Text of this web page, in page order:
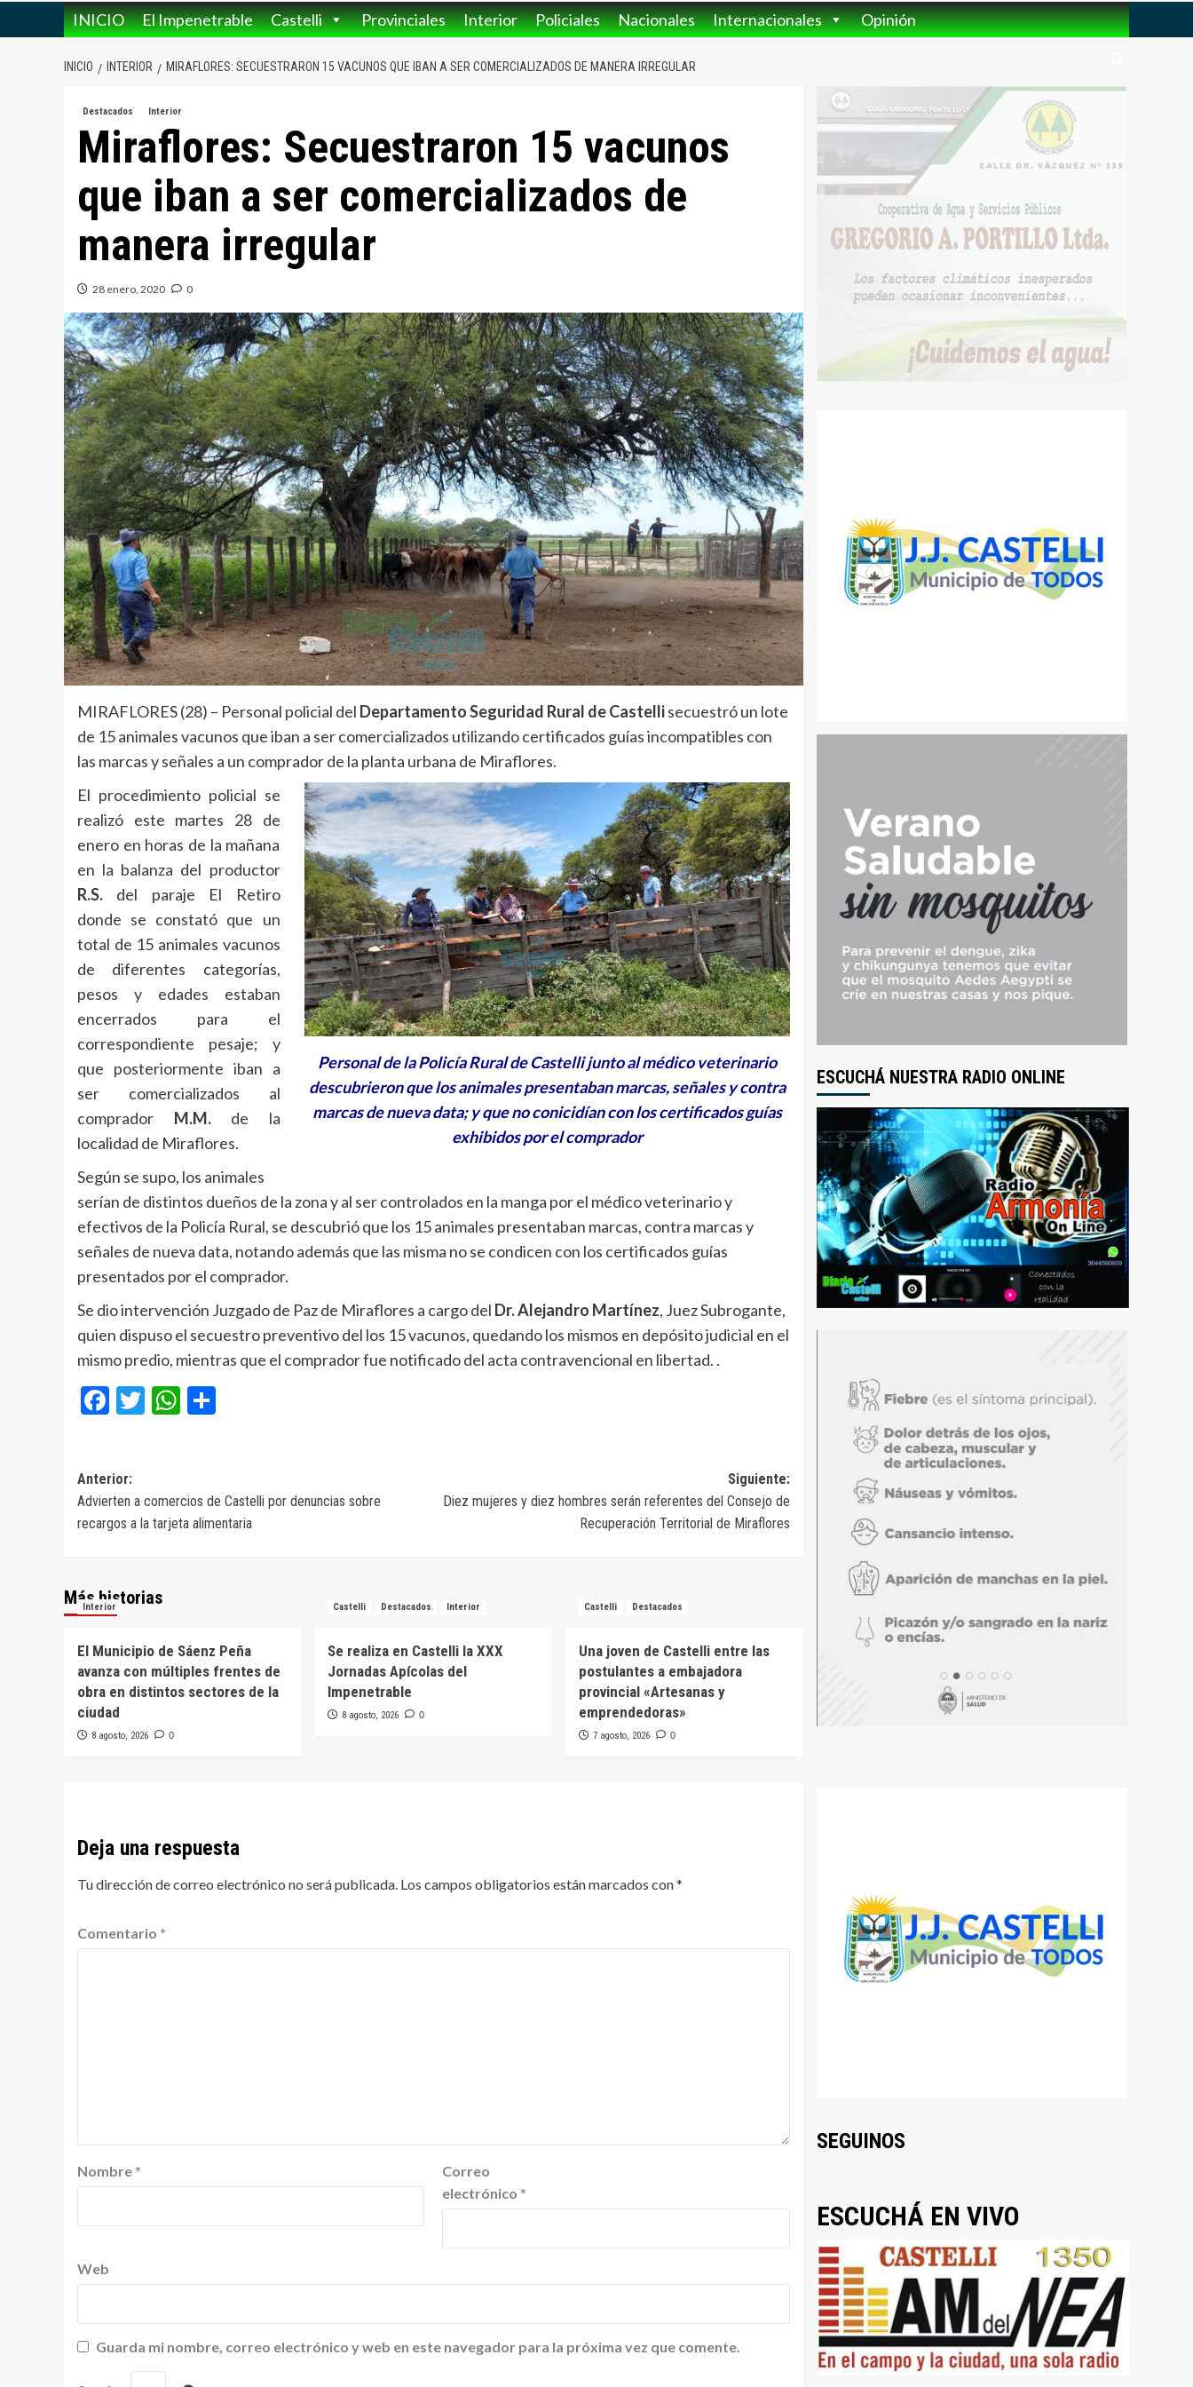
INICIO El Impenetrable Castelli Provinciales Interior Policiales Nacionales Internacionales Opinión
INICIO INTERIOR MIRAFLORES: SECUESTRARON 15 VACUNOS QUE IBAN A SER COMERCIALIZADOS DE MANERA IRREGULAR
Destacados Interior
Miraflores: Secuestraron 15 vacunos
que iban a ser comercializados de
manera irregular
28 enero, 2020 0
MIRAFLORES (28) – Personal policial del Departamento Seguridad Rural de Castellisecuestró un lote
de 15 animales vacunos que iban a ser comercializados utilizando certificados guías incompatibles con
las marcas y señales a un comprador de la planta urbana de Miraflores.
Personal de la Policía Rural de Castelli junto al médico veterinario
descubrieron que los animales presentaban marcas, señales y contra
marcas de nueva data; y que no conicidían con los certificados guías
exhibidos por el comprador
El procedimiento policial se
realizó este martes 28 de
enero en horas de la mañana
en la balanza del productor
R.S. del paraje El Retiro
donde se constató que un
total de 15 animales vacunos
de diferentes categorías,
pesos y edades estaban
encerrados para el
correspondiente pesaje; y
que posteriormente iban a
ser comercializados al
comprador M.M.de la
localidad de Miraflores.
Según se supo, los animales
serían de distintos dueños de la zona y al ser controlados en la manga por el médico veterinario y
efectivos de la Policía Rural, se descubrió que los 15 animales presentaban marcas, contra marcas y
señales de nueva data, notando además que las misma no se condicen con los certificados guías
presentados por el comprador.
Se dio intervención Juzgado de Paz de Miraflores a cargo del Dr. Alejandro Martínez, Juez Subrogante,
quien dispuso el secuestro preventivo del los 15 vacunos, quedando los mismos en depósito judicial en el
mismo predio, mientras que el comprador fue notificado del acta contravencional en libertad. .
Facebook
TwitterWhatsApp
Navegación
de
entradas
Anterior:
Advierten a comercios de Castelli por denuncias sobre
recargos a la tarjeta alimentaria
Siguiente:
Diez mujeres y diez hombres serán referentes del Consejo de
Recuperación Territorial de Miraflores
Más historias
Interior
El Municipio de Sáenz Peña
avanza con múltiples frentes de
obra en distintos sectores de la
ciudad
8 agosto, 2026 0
Castelli Destacados Interior
Se realiza en Castelli la XXX
Jornadas Apícolas del
Impenetrable
8 agosto, 2026 0
Castelli Destacados
Una joven de Castelli entre las
postulantes a embajadora
provincial «Artesanas y
emprendedoras»
7 agosto, 2026 0
Deja una respuesta
Tu dirección de correo electrónico no será publicada. Los campos obligatorios están marcados con*
Comentario *
Nombre *
Correo
electrónico *
Web
Guarda mi nombre, correo electrónico y web en este navegador para la próxima vez que comente.
ESCUCHÁ NUESTRA RADIO ONLINE
SEGUINOS
ESCUCHÁ EN VIVO